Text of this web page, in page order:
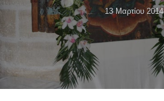
13 Μαρτίου 2014